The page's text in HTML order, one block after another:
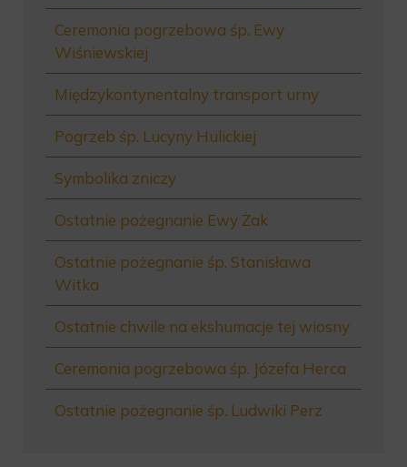
Ceremonia pogrzebowa śp. Ewy
Wiśniewskiej
Międzykontynentalny transport urny
Pogrzeb śp. Lucyny Hulickiej
Symbolika zniczy
Ostatnie pożegnanie Ewy Żak
Ostatnie pożegnanie śp. Stanisława
Witka
Ostatnie chwile na ekshumacje tej wiosny
Ceremonia pogrzebowa śp. Józefa Herca
Ostatnie pożegnanie śp. Ludwiki Perz